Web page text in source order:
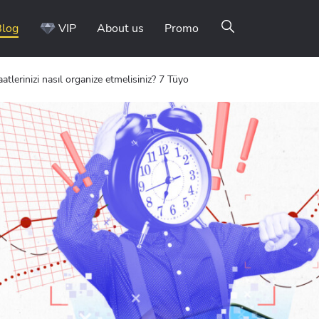
VIP About us Promo
nasıl organize etmelisiniz? 7 Tüyo